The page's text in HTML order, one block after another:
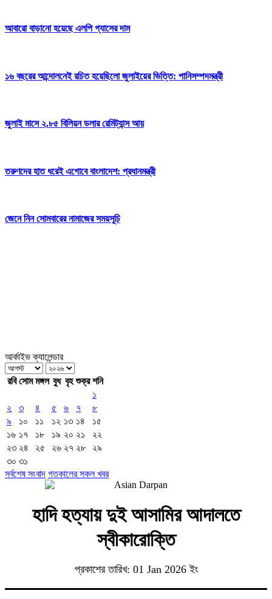
আবারো বাড়ানো হয়েছে এলপি গ্যাসের দাম
১৬ বছরের আন্দোলনেই রচিত হয়েছিলো জুলাইয়ের ভিত্তি: পানিসম্পদমন্ত্রী
জুলাই মাসে ২.৮৫ বিলিয়ন ডলার রেমিট্যান্স আয়
তরুণদের হাত ধরেই এগোবে বাংলাদেশ: প্রধানমন্ত্রী
জেনে নিন সোমবারের নামাজের সময়সূচি
আর্কাইভ ক্যালেন্ডার
রবি সোম মঙ্গল বুধ বৃহ শুক্র শনি
১
২
৩ ৪ ৫ ৬ ৭
৮
৯
১০ ১১ ১২ ১৩ ১৪
১৫
১৬ ১৭ ১৮ ১৯ ২০ ২১
২২
২৩ ২৪ ২৫ ২৬ ২৭ ২৮
২৯
৩০ ৩১
সর্বশেষ সংবাদ গতকালের সকল খবর
হাদি হত্যায় দুই আসামির আদালতে
স্বীকারোক্তি
প্রকাশের তারিখ: 01 Jan 2026 ইং